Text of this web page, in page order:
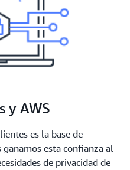
y AWS
es la base de
ganamos esta confianza al
de privacidad de